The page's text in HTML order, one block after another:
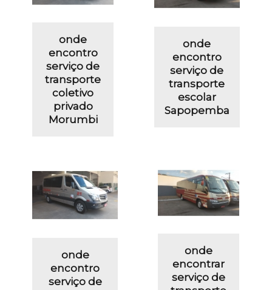
onde
encontro
serviço de
transporte
coletivo
privado
Morumbi
onde
encontro
serviço de
transporte
escolar
Sapopemba
onde
encontro
serviço de
onde
encontrar
serviço de